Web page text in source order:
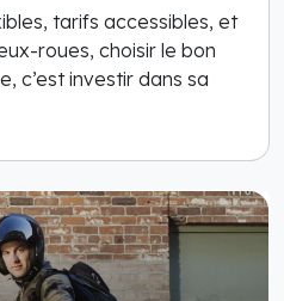
tarifs accessibles, et
roues, choisir le bon
c’est investir dans sa